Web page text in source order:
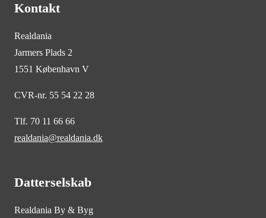
Kontakt
Realdania
Jarmers Plads 2
1551 København V
CVR-nr. 55 54 22 28
Tlf. 70 11 66 66
realdania@realdania.dk
Datterselskab
Realdania By & Byg